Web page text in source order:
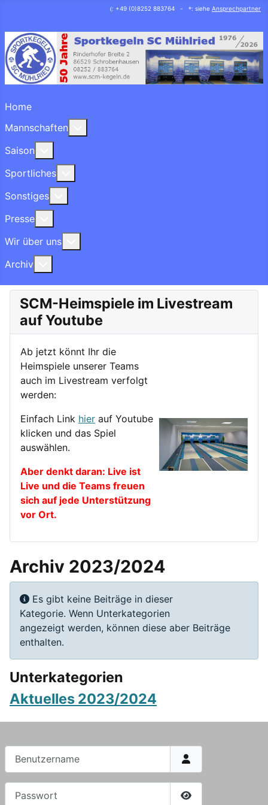
(: +49 (0)8252 883764 - *: siehe Ansprechpartner
Home
Mannschaften
Saison
Sportliches
Sonstiges
Presse
Wir über uns
Archiv
SCM-Heimspiele im Livestream
auf Youtube
Ab jetzt könnt Ihr die
Heimspiele unserer Teams
auch im Livestream verfolgt
werden:
Einfach Link hier auf Youtube
klicken und das Spiel
auswählen.
Aber denkt daran: Live ist
Live und die Teams freuen
sich auf jede Unterstützung
vor Ort.
Archiv 2023/2024
Information
Es gibt keine Beiträge in dieser
Kategorie. Wenn Unterkategorien
angezeigt werden, können diese aber Beiträge
enthalten.
Unterkategorien
Aktuelles 2023/2024